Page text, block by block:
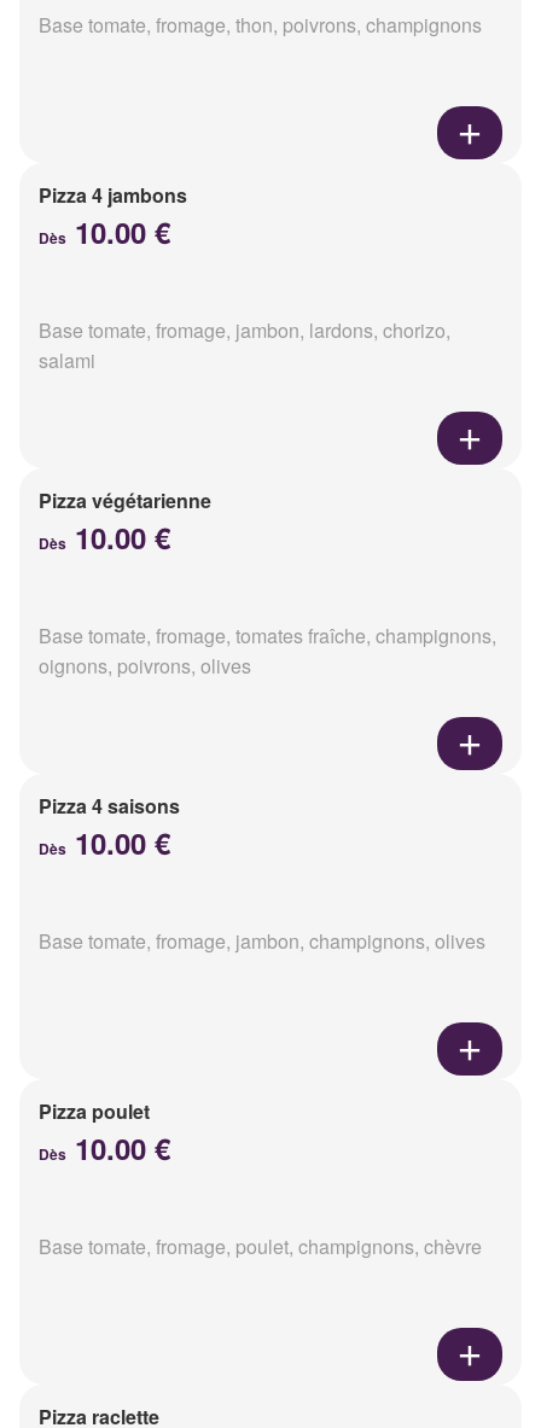
Base tomate, fromage, thon, poivrons, champignons
Pizza 4 jambons
Dès 10.00 €
Base tomate, fromage, jambon, lardons, chorizo,
salami
Pizza végétarienne
Dès 10.00 €
Base tomate, fromage, tomates fraîche, champignons,
oignons, poivrons, olives
Pizza 4 saisons
Dès 10.00 €
Base tomate, fromage, jambon, champignons, olives
Pizza poulet
Dès 10.00 €
Base tomate, fromage, poulet, champignons, chèvre
Pizza raclette